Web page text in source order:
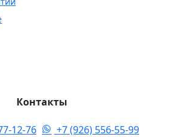
Контакты
12-76 +7 (926) 556-55-99